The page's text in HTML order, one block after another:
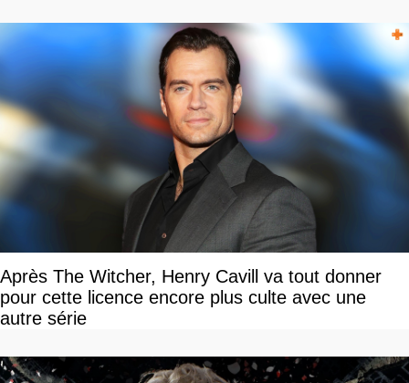
Après The Witcher, Henry Cavill va tout donner
pour cette licence encore plus culte avec une
autre série